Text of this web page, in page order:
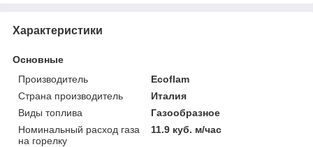
Характеристики
Основные
Производитель
Ecoflam
Страна производитель
Италия
Виды топлива
Газообразное
Номинальный расход газа
на горелку
11.9 куб. м/час